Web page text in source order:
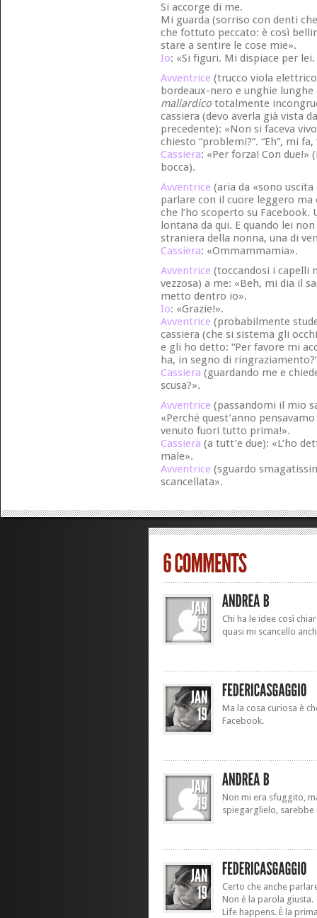
Si accorge di me.
Mi guarda (sorriso con denti
che fottuto peccato: è così
stare a sentire le cose mie».
Io: «Si figuri. Mi dispiace per
Avventrice (trucco viola
bordeaux-nero e unghie
maliardico totalmente
cassiera (devo averla già vista
precedente): «Non si faceva
chiesto “problemi?”. “Eh”, mi
Cassiera: «Per forza! Con
bocca).
Avventrice (aria da «sono
parlare con il cuore leggero ma
che l’ho scoperto su Facebook.
lontana da qui. E quando lei
straniera della nonna, una di
Cassiera: «Ommammamia».
Avventrice (toccandosi i capelli
vezzosa) a me: «Beh, mi dia il
metto dentro io».
Io: «Grazie!».
Avventrice (probabilmente
cassiera (che si sistema gli
e gli ho detto: “Per favore mi
ha, in segno di
Cassiera (guardando me e
scusa?».
Avventrice (passandomi il mio
«Perché quest’anno
venuto fuori tutto prima!».
Cassiera (a tutt’e due): «L’ho
male».
Avventrice (sguardo
scancellata».
Chi ha le idee così
quasi mi scancello
Ma la cosa curiosa è
Facebook.
Non mi era sfuggito,
spiegarglielo, sarebbe
Certo che anche
Non è la parola giusta.
Life happens. È la